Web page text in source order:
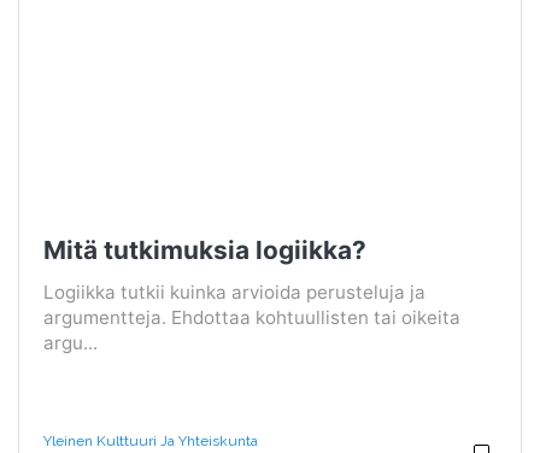
Mitä tutkimuksia logiikka?
Logiikka tutkii kuinka arvioida perusteluja ja
argumentteja. Ehdottaa kohtuullisten tai oikeita
argu...
Yleinen Kulttuuri Ja Yhteiskunta